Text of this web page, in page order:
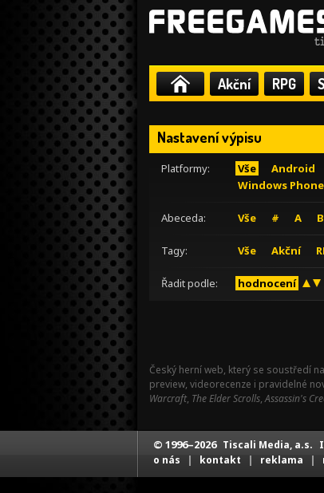
Akční RPG
Nastavení výpisu
Platformy: Vše Android
Windows
Abeceda: Vše # A B
Tagy: Vše Akční
Řadit podle: hodnocení
Český herní web, který se soustředí na
preview, videorecenze i pravidelné
Warcraft, The Elder Scrolls,Assassin's
© 1996–2026 Tiscali Media, a.s.
o nás | kontakt | reklama |